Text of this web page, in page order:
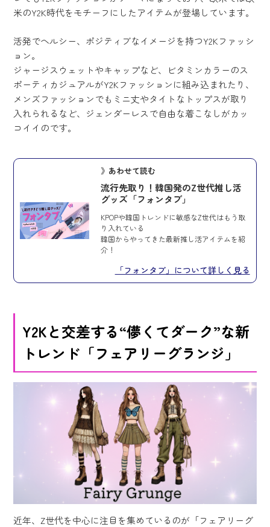
米のY2K時代をモチーフにしたアイテムが登場しています。
活発でヘルシー、ポジティブなイメージを持つY2Kファッシ
ョン。
ジャージスウェットやキャップなど、ビタミンカラーのス
ポーティカジュアルがY2Kファッションに組み込まれたり、
メンズファッションでもミニ丈やタイトなトップスが取り
入れられるなど、ジェンダーレスで自由な着こなしがカッ
コイイのです。
》あわせて読む
流行先取り！韓国発のZ世代推し活
グッズ「フォンタブ」
KPOPや韓国トレンドに敏感なZ世代はもう取
り入れている
韓国からやってきた最新推し活アイテムを紹
介！
「フォンタブ」について詳しく見る
Y2Kと交差する“儚くてダーク”な新
トレンド「フェアリーグランジ」
近年、Z世代を中心に注目を集めているのが「フェアリーグ